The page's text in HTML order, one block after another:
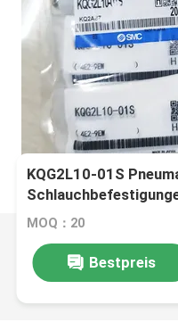
KQG2L10-01S
MOQ：20
Bestpreis